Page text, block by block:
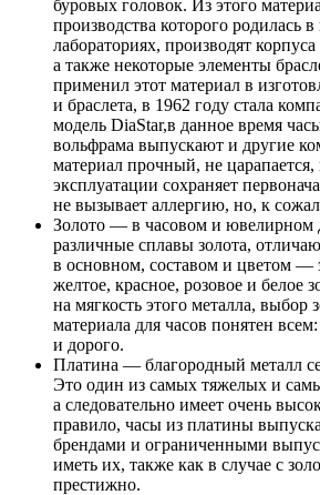
буровых головок. Из этого
производства которого родилась
лабораториях, производят
а также некоторые элементы
применил этот материал в
и браслета, в 1962 году стала
модель DiaStar,в данное время
вольфрама выпускают и другие
материал прочный, не
эксплуатации сохраняет
не вызывает аллергию, но, к
Золото — в часовом и ювелирном
различные сплавы золота,
в основном, составом и цветом —
желтое, красное, розовое и белое
на мягкость этого металла, выбор
материала для часов понятен
и дорого.
Платина — благородный металл
Это один из самых тяжелых и
а следовательно имеет очень
правило, часы из платины
брендами и ограниченными
иметь их, также как в случае с
престижно.